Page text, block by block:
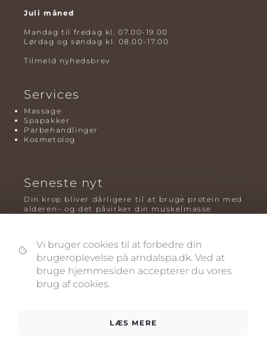
Juli måned
Mandag til fredag kl. 07.00-19.00
Lørdag og søndag kl. 08.00-17.00
Tilmeld nyhedsbrev
Services
Massage
Spapakker
Parbehandlinger
Kosmetolog
Seneste nyt
Din krop bliver dårligere til at bruge protein med
alderen– og det påvirker din muskelmasse
Plyometrisk træning: hvorfor hop kan være noget
af det mest oversete for knogler og power – før
og efter overgangsalderen
Vi bruger cookies til at forbedre din
brugeroplevelse på arndalspa.dk. Ved at
bruge hjemmesiden accepterer du vores
brug af cookies.
LÆS MERE